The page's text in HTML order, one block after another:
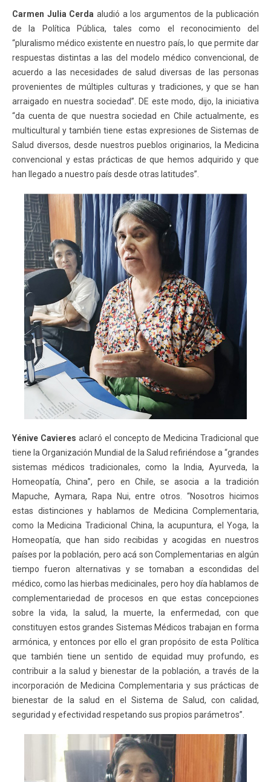
Carmen Julia Cerda aludió a los argumentos de la publicación
de la Política Pública, tales como el reconocimiento del
“pluralismo médico existente en nuestro país, lo que permite dar
respuestas distintas a las del modelo médico convencional, de
acuerdo a las necesidades de salud diversas de las personas
provenientes de múltiples culturas y tradiciones, y que se han
arraigado en nuestra sociedad”. DE este modo, dijo, la iniciativa
“da cuenta de que nuestra sociedad en Chile actualmente, es
multicultural y también tiene estas expresiones de Sistemas de
Salud diversos, desde nuestros pueblos originarios, la Medicina
convencional y estas prácticas de que hemos adquirido y que
han llegado a nuestro país desde otras latitudes”.
Yénive Cavieres aclaró el concepto de Medicina Tradicional que
tiene la Organización Mundial de la Salud refiriéndose a “grandes
sistemas médicos tradicionales, como la India, Ayurveda, la
Homeopatía, China”, pero en Chile, se asocia a la tradición
Mapuche, Aymara, Rapa Nui, entre otros. “Nosotros hicimos
estas distinciones y hablamos de Medicina Complementaria,
como la Medicina Tradicional China, la acupuntura, el Yoga, la
Homeopatía, que han sido recibidas y acogidas en nuestros
países por la población, pero acá son Complementarias en algún
tiempo fueron alternativas y se tomaban a escondidas del
médico, como las hierbas medicinales, pero hoy día hablamos de
complementariedad de procesos en que estas concepciones
sobre la vida, la salud, la muerte, la enfermedad, con que
constituyen estos grandes Sistemas Médicos trabajan en forma
armónica, y entonces por ello el gran propósito de esta Política
que también tiene un sentido de equidad muy profundo, es
contribuir a la salud y bienestar de la población, a través de la
incorporación de Medicina Complementaria y sus prácticas de
bienestar de la salud en el Sistema de Salud, con calidad,
seguridad y efectividad respetando sus propios parámetros”.